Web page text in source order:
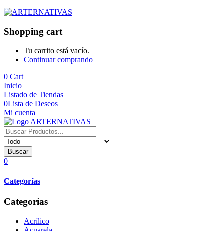
Shopping cart
Tu carrito está vacío.
Continuar comprando
0 Cart
Inicio
Listado de Tiendas
0Lista de Deseos
Mi cuenta
Buscar
0
Categorías
Categorías
Acrílico